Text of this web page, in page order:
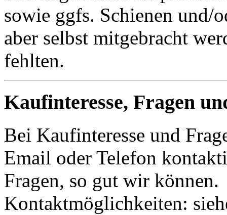
sowie ggfs. Schienen und/
aber selbst mitgebracht
fehlten.
Kaufinteresse, Fragen
Bei Kaufinteresse und
Email oder Telefon
Fragen, so gut wir können.
Kontaktmöglichkeiten: